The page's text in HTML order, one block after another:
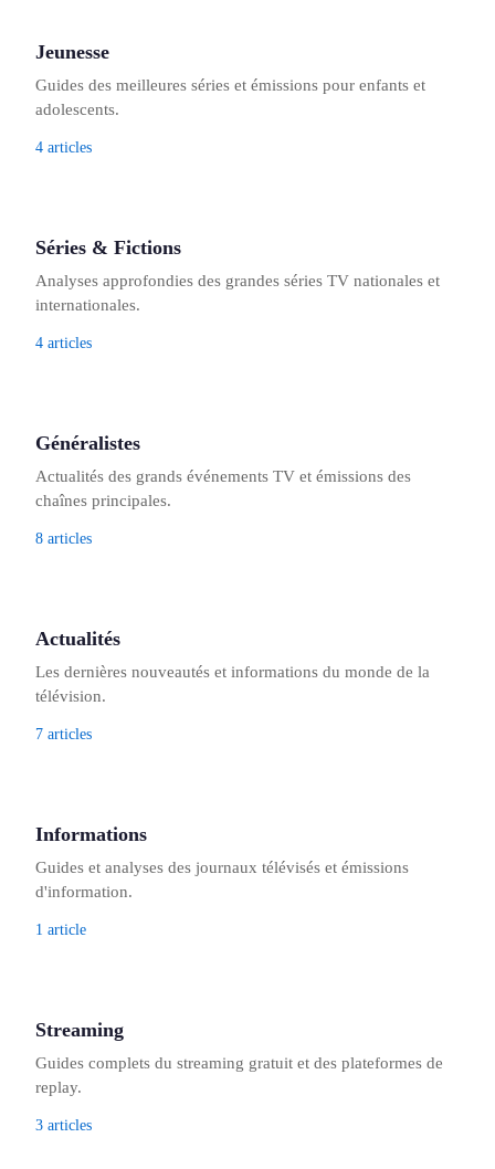
Jeunesse
Guides des meilleures séries et émissions pour enfants et
adolescents.
4 articles
Séries & Fictions
Analyses approfondies des grandes séries TV nationales et
internationales.
4 articles
Généralistes
Actualités des grands événements TV et émissions des
chaînes principales.
8 articles
Actualités
Les dernières nouveautés et informations du monde de la
télévision.
7 articles
Informations
Guides et analyses des journaux télévisés et émissions
d'information.
1 article
Streaming
Guides complets du streaming gratuit et des plateformes de
replay.
3 articles